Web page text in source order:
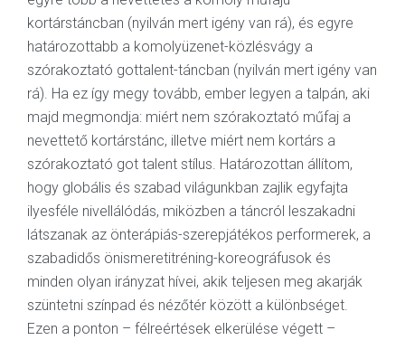
kortárstáncban (nyilván mert igény van rá), és egyre
határozottabb a komolyüzenet-közlésvágy a
szórakoztató gottalent-táncban (nyilván mert igény van
rá). Ha ez így megy tovább, ember legyen a talpán, aki
majd megmondja: miért nem szórakoztató műfaj a
nevettető kortárstánc, illetve miért nem kortárs a
szórakoztató got talent stílus. Határozottan állítom,
hogy globális és szabad világunkban zajlik egyfajta
ilyesféle nivellálódás, miközben a táncról leszakadni
látszanak az önterápiás-szerepjátékos performerek, a
szabadidős önismeretitréning-koreográfusok és
minden olyan irányzat hívei, akik teljesen meg akarják
szüntetni színpad és nézőtér között a különbséget.
Ezen a ponton – félreértések elkerülése végett –